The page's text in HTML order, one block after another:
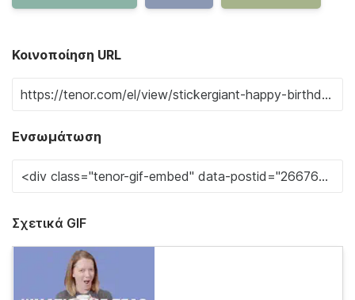
Κοινοποίηση URL
Ενσωμάτωση
Σχετικά GIF